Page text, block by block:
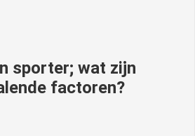
sporter; wat zijn
factoren?